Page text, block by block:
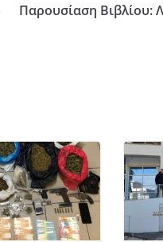
Παρουσίαση Βιβλίου: